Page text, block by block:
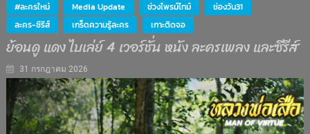
#ละครใหม่ Media Update ช่วงไพรม์ไทม์
ช่องวัน31
ละคร-ซีรีส์
เกร็ดความรู้ละคร เกาะติดจอ
ย้อนดู แดง ไบเล่ย์ 4 เวอร์ชั่น หนัง ละครเพลง และซีรีส์
31 กรกฎาคม 2026